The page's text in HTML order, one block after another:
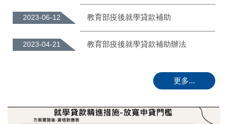
2023-06-12 教育部疫後就學貸款補助
2023-04-21 教育部疫後就學貸款補助辦法
更多...